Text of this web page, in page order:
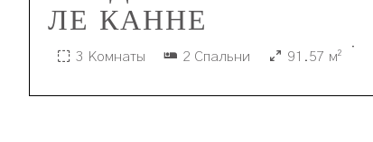
ЛЕ КАННЕ
3 Комнаты 2 Спальни 91.57 м²
·